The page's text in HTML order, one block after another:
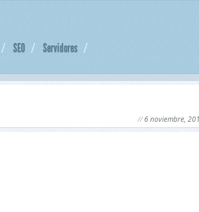
SEO Servidores
6 noviembre,